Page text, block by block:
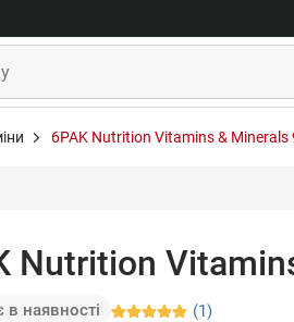
6PAK Nutrition Vitamins & Minerals
Nutrition
в наявності (1)